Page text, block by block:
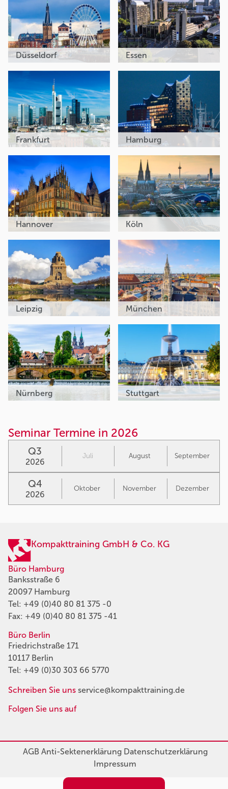
Düsseldorf Essen
Frankfurt Hamburg
Hannover Köln
Leipzig München
Nürnberg Stuttgart
Seminar Termine in 2026
Q3
2026
Juli August September
Q4
2026
Oktober November Dezember
Kompakttraining GmbH & Co. KG
Büro Hamburg
Banksstraße 6
20097 Hamburg
Tel: +49 (0)40 80 81 375 -0
Fax: +49 (0)40 80 81 375 -41
Büro Berlin
Friedrichstraße 171
10117 Berlin
Tel: +49 (0)30 303 66 5770
Schreiben Sie uns service@kompakttraining.de
Folgen Sie uns auf
AGBAnti-SektenerklärungDatenschutzerklärung
Impressum